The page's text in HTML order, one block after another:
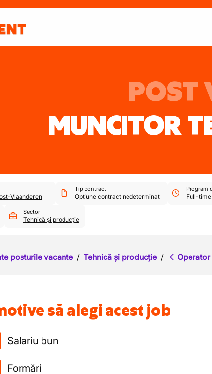
POST
MUNCITOR
Vlaanderen
Tip contract
Optiune contract nedeterminat
Program
Full-time
Sector
Tehnică și producție
posturile vacante / Tehnică și producție /
să alegi acest job
Salariu bun
Formări